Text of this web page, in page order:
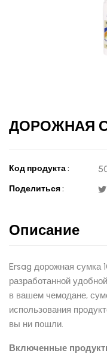
ДОРОЖНАЯ
Код продукта :
Поделиться :
Описание
Ersag дорожная сумка
разработанной
в вашем чемодане,
использования
вы ни пошли.
Включенные